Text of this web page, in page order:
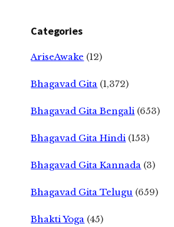
Categories
AriseAwake (12)
Bhagavad Gita (1,372)
Bhagavad Gita Bengali (653)
Bhagavad Gita Hindi (153)
Bhagavad Gita Kannada (3)
Bhagavad Gita Telugu (659)
Bhakti Yoga (45)